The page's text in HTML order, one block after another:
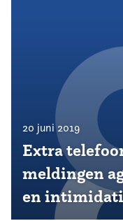
20 juni 2019
Extra
meldingen
en